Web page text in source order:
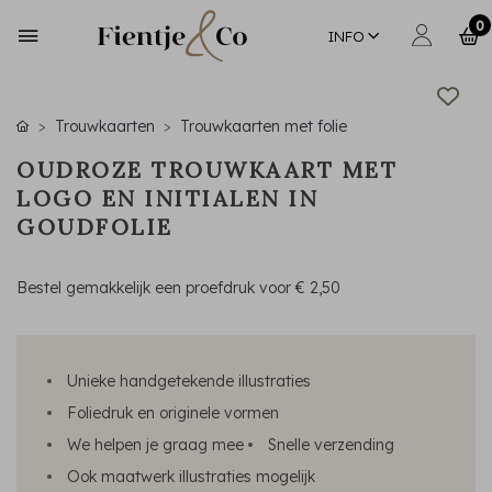
INFO
0
Trouwkaarten Trouwkaarten met folie
OUDROZE TROUWKAART MET
LOGO EN INITIALEN IN
GOUDFOLIE
Bestel gemakkelijk een proefdruk voor€ 2,50
Unieke handgetekende illustraties
Foliedruk en originele vormen
We helpen je graag mee
Snelle verzending
Ook maatwerk illustraties mogelijk